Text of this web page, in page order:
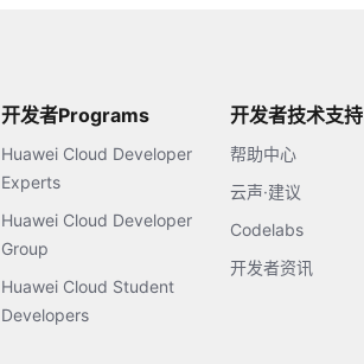
开发者Programs
Huawei Cloud Developer
Experts
Huawei Cloud Developer
Group
Huawei Cloud Student
Developers
开发者技术支持
帮助中心
云声·建议
Codelabs
开发者资讯